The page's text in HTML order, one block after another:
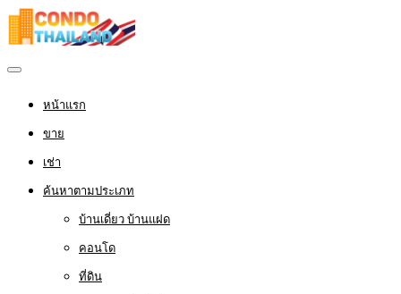
หน้าแรก
ขาย
เช่า
ค้นหาตามประเภท
บ้านเดี่ยว บ้านแฝด
คอนโด
ที่ดิน